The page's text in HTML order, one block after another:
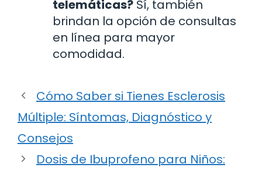
telemáticas? Sí, también
brindan la opción de consultas
en línea para mayor
comodidad.
Cómo Saber si Tienes Esclerosis
Múltiple: Síntomas, Diagnóstico y
Consejos
Dosis de Ibuprofeno para Niños: